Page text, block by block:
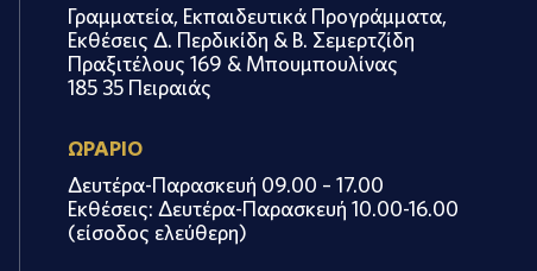
Γραμματεία, Εκπαιδευτικά Προγράμματα,
Εκθέσεις Δ. Περδικίδη & Β. Σεμερτζίδη
Πραξιτέλους 169 & Μπουμπουλίνας
185 35 Πειραιάς
ΩΡΑΡΙΟ
Δευτέρα-Παρασκευή 09.00 – 17.00
Εκθέσεις: Δευτέρα-Παρασκευή 10.00-16.00
(είσοδος ελεύθερη)